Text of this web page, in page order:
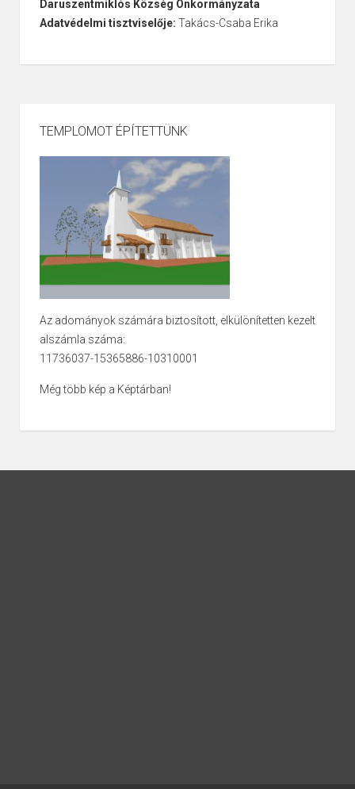
Daruszentmiklós Község Önkormányzata
Adatvédelmi tisztviselője: Takács-Csaba Erika
TEMPLOMOT ÉPÍTETTÜNK
Az adományok számára biztosított, elkülönítetten kezelt
alszámla száma:
11736037-15365886-10310001
Még több kép a Képtárban!